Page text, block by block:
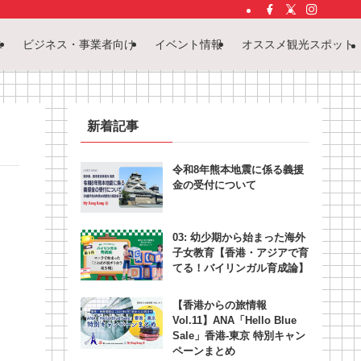
ビジネス・事業者向け イベント情報 オススメ観光スポット
新着記事
令和8年熊本地震に係る義援
金の受付について
03: 幼少期から始まった海外
子女教育【香港・アジアで育
てる！バイリンガル育成論】
【香港からの旅情報
Vol.11】ANA「Hello Blue
Sale」香港‐東京 特別キャン
ペーンまとめ